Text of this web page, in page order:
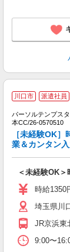
川口市 派遣社員
パーソルテンプス
本CC/26-0570510
［未経験OK
業＆カンタン
＜未経験OK
時給1350
埼玉県川
JR京浜東
9:00〜